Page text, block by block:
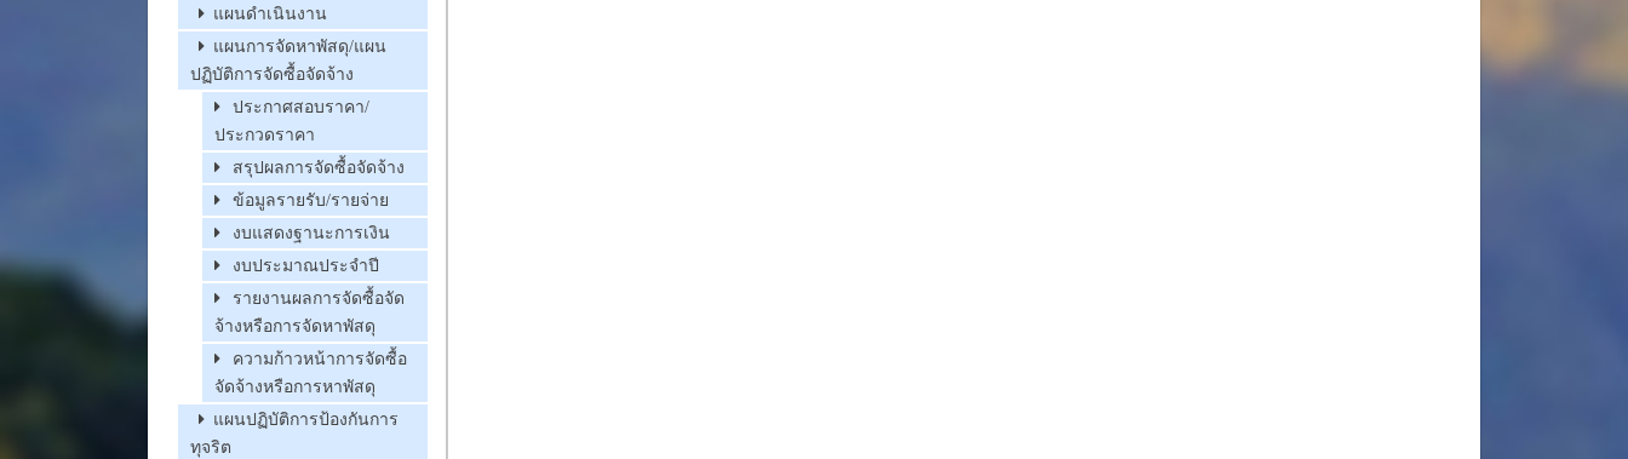
แผนดำเนินงาน
แผนการจัดหาพัสดุ/แผน
ปฏิบัติการจัดซื้อจัดจ้าง
ประกาศสอบราคา/
ประกวดราคา
สรุปผลการจัดซื้อจัดจ้าง
ข้อมูลรายรับ/รายจ่าย
งบแสดงฐานะการเงิน
งบประมาณประจำปี
รายงานผลการจัดซื้อจัด
จ้างหรือการจัดหาพัสดุ
ความก้าวหน้าการจัดซื้อ
จัดจ้างหรือการหาพัสดุ
แผนปฏิบัติการป้องกันการ
ทุจริต